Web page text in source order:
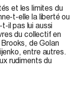
et les limites du
t-elle la liberté ou
il pas lui aussi
du collectif en
de Golan
entre autres.
rudiments du